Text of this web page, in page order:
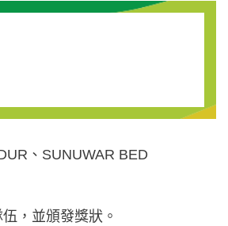
、SUNUWAR BED
，並頒發獎狀。